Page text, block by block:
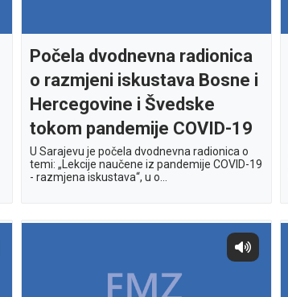
Počela dvodnevna radionica
o razmjeni iskustava Bosne i
Hercegovine i Švedske
tokom pandemije COVID-19
U Sarajevu je počela dvodnevna radionica o
temi: „Lekcije naučene iz pandemije COVID-19
- razmjena iskustava“, u o...